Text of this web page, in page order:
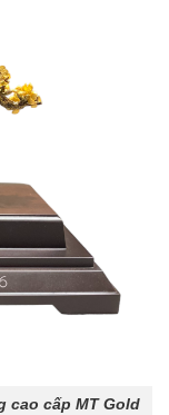
cao cấp MT Gold